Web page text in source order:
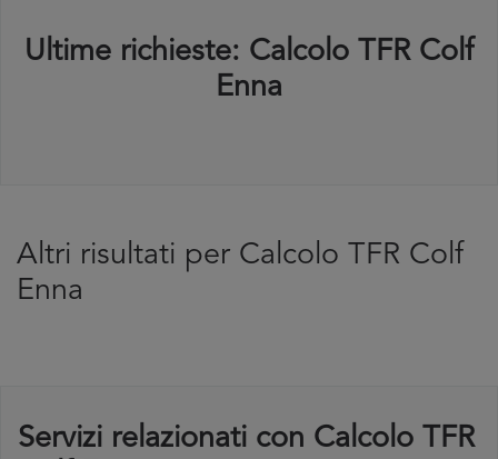
Ultime richieste: Calcolo TFR Colf
Enna
Altri risultati per Calcolo TFR Colf
Enna
Servizi relazionati con Calcolo TFR